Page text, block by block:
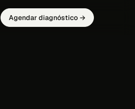
Agendar diagnóstico →